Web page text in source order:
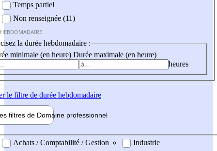
Temps partiel
Non renseignée (11)
la durée hebdomadaire :
minimale (en heure) Durée maximale (en heure)
heures
le filtre de durée hebdomadaire
filtres de Domaine professionnel
professionel
Achats / Comptabilité / Gestion
Industrie